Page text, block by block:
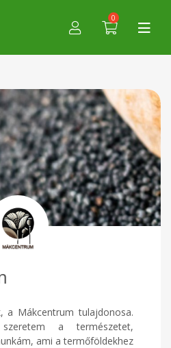
0
a Mákcentrum tulajdonosa.
a természetet,
ami a termőföldekhez